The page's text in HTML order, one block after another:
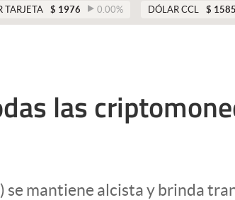
TARJETA $ 1976 0.00% DÓLAR CCL $
las
mantiene alcista y brinda